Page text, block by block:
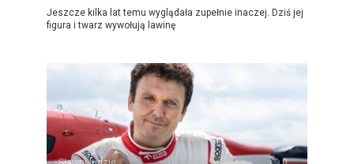
Jeszcze kilka lat temu wyglądała zupełnie inaczej. Dziś jej
figura i twarz wywołują lawinę